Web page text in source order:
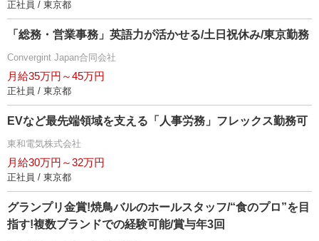
正社員 / 東京都
「総務・営業事務」英語力が活かせる/土日祝休み/東京勤務
Convergint Japan合同会社
月給35万円～45万円
正社員 / 東京都
EVなど最先端領域を支える「人事労務」フレックス勤務可
東和電気株式会社
月給30万円～32万円
正社員 / 東京都
グランプリ金賞!焼鳥バルのホールスタッフ/“食のプロ”を目
指す!複数ブランドでの経験可能/賞与年3回